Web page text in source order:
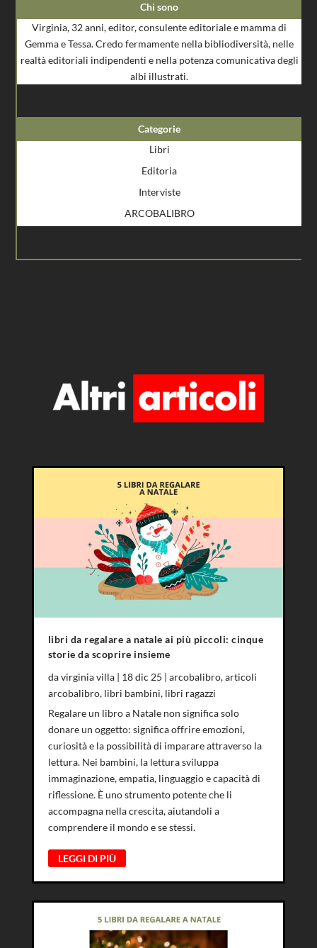
Chi sono
Virginia, 32 anni, editor, consulente editoriale e mamma di
Gemma e Tessa. Credo fermamente nella bibliodiversità, nelle
realtà editoriali indipendenti e nella potenza comunicativa degli
albi illustrati.
Categorie
Libri
Editoria
Interviste
ARCOBALIBRO
libri da regalare a natale ai più piccoli: cinque
storie da scoprire insieme
davirginia villa| 18 dic 25 | arcobalibro,articoli
arcobalibro, libri bambini, libri ragazzi
Regalare un libro a Natale non significa solo
donare un oggetto: significa offrire emozioni,
curiosità e la possibilità di imparare attraverso la
lettura. Nei bambini, la lettura sviluppa
immaginazione, empatia, linguaggio e capacità di
riflessione. È uno strumento potente che li
accompagna nella crescita, aiutandoli a
comprendere il mondo e se stessi.
LEGGI DI PIÙ